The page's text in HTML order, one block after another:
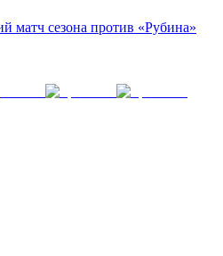
матч сезона против «Рубина»